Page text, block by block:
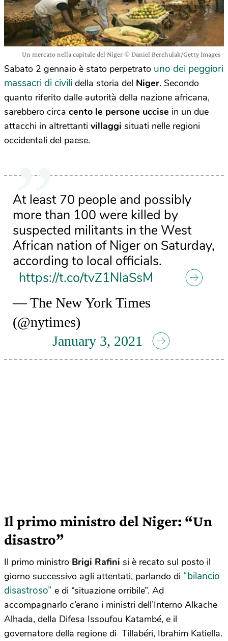
Un mercato nella capitale del Niger © Daniel Berehulak/Getty Images
Sabato 2 gennaio è stato perpetrato uno dei peggiori
massacri di civili della storia del Niger. Secondo
quanto riferito dalle autorità della nazione africana,
sarebbero circa cento le persone uccise in un due
attacchi in altrettanti villaggi situati nelle regioni
occidentali del paese.
At least 70 people and possibly
more than 100 were killed by
suspected militants in the West
African nation of Niger on Saturday,
according to local officials.
https://t.co/tvZ1NIaSsM
— The New York Times
(@nytimes)
January 3, 2021
Il primo ministro del Niger: “Un
disastro”
Il primo ministro Brigi Rafini si è recato sul posto il
giorno successivo agli attentati, parlando di “bilancio
disastroso” e di “situazione orribile”. Ad
accompagnarlo c’erano i ministri dell’Interno Alkache
Alhada, della Difesa Issoufou Katambé, e il
governatore della regione di Tillabéri, Ibrahim Katiella.